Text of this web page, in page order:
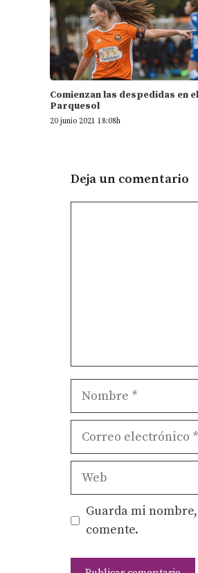
Comienzan las despedidas en
Parquesol
20 junio 2021 18:08h
Deja un comentario
Nombre
Correo
Web
Guarda mi
comente.